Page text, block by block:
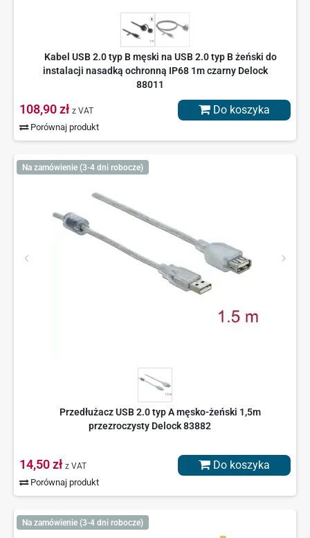
Kabel USB 2.0 typ B męski na USB 2.0 typ B żeński do
instalacji nasadką ochronną IP68 1m czarny Delock
88011
108,90 zł z VAT
Porównaj produkt
Do koszyka
Na zamówienie (3-4 dni robocze)
Przedłużacz USB 2.0 typ A męsko-żeński 1,5m
przezroczysty Delock 83882
14,50 zł z VAT
Porównaj produkt
Do koszyka
Na zamówienie (3-4 dni robocze)